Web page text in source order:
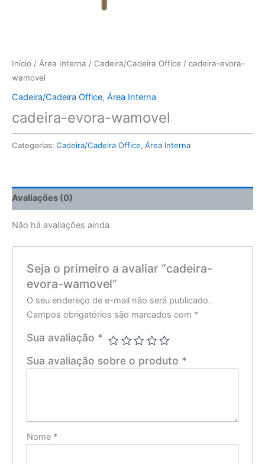
Início / Área Interna / Cadeira/Cadeira Office / cadeira-evora-
wamovel
Cadeira/Cadeira Office, Área Interna
cadeira-evora-wamovel
Categorias: Cadeira/Cadeira Office, Área Interna
Avaliações (0)
Não há avaliações ainda.
Seja o primeiro a avaliar “cadeira-
evora-wamovel”
O seu endereço de e-mail não será publicado.
Campos obrigatórios são marcados com *
Sua avaliação *
Sua avaliação sobre o produto *
Nome *